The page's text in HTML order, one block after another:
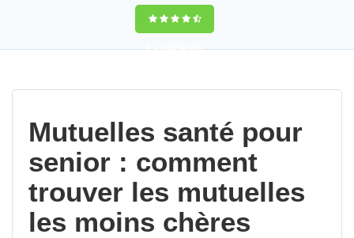
9,2(100%)452
Mutuelles santé pour
senior : comment
trouver les mutuelles
les moins chères